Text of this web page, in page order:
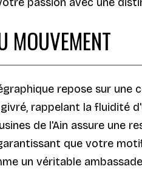
MOUVEMENT
repose sur une
rappelant la fluidité
de l'Ain assure
que votre
un véritable